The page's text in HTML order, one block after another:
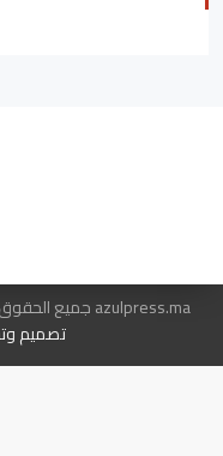
azulpress.ma جميع الحقوق محفوظة
تصميم